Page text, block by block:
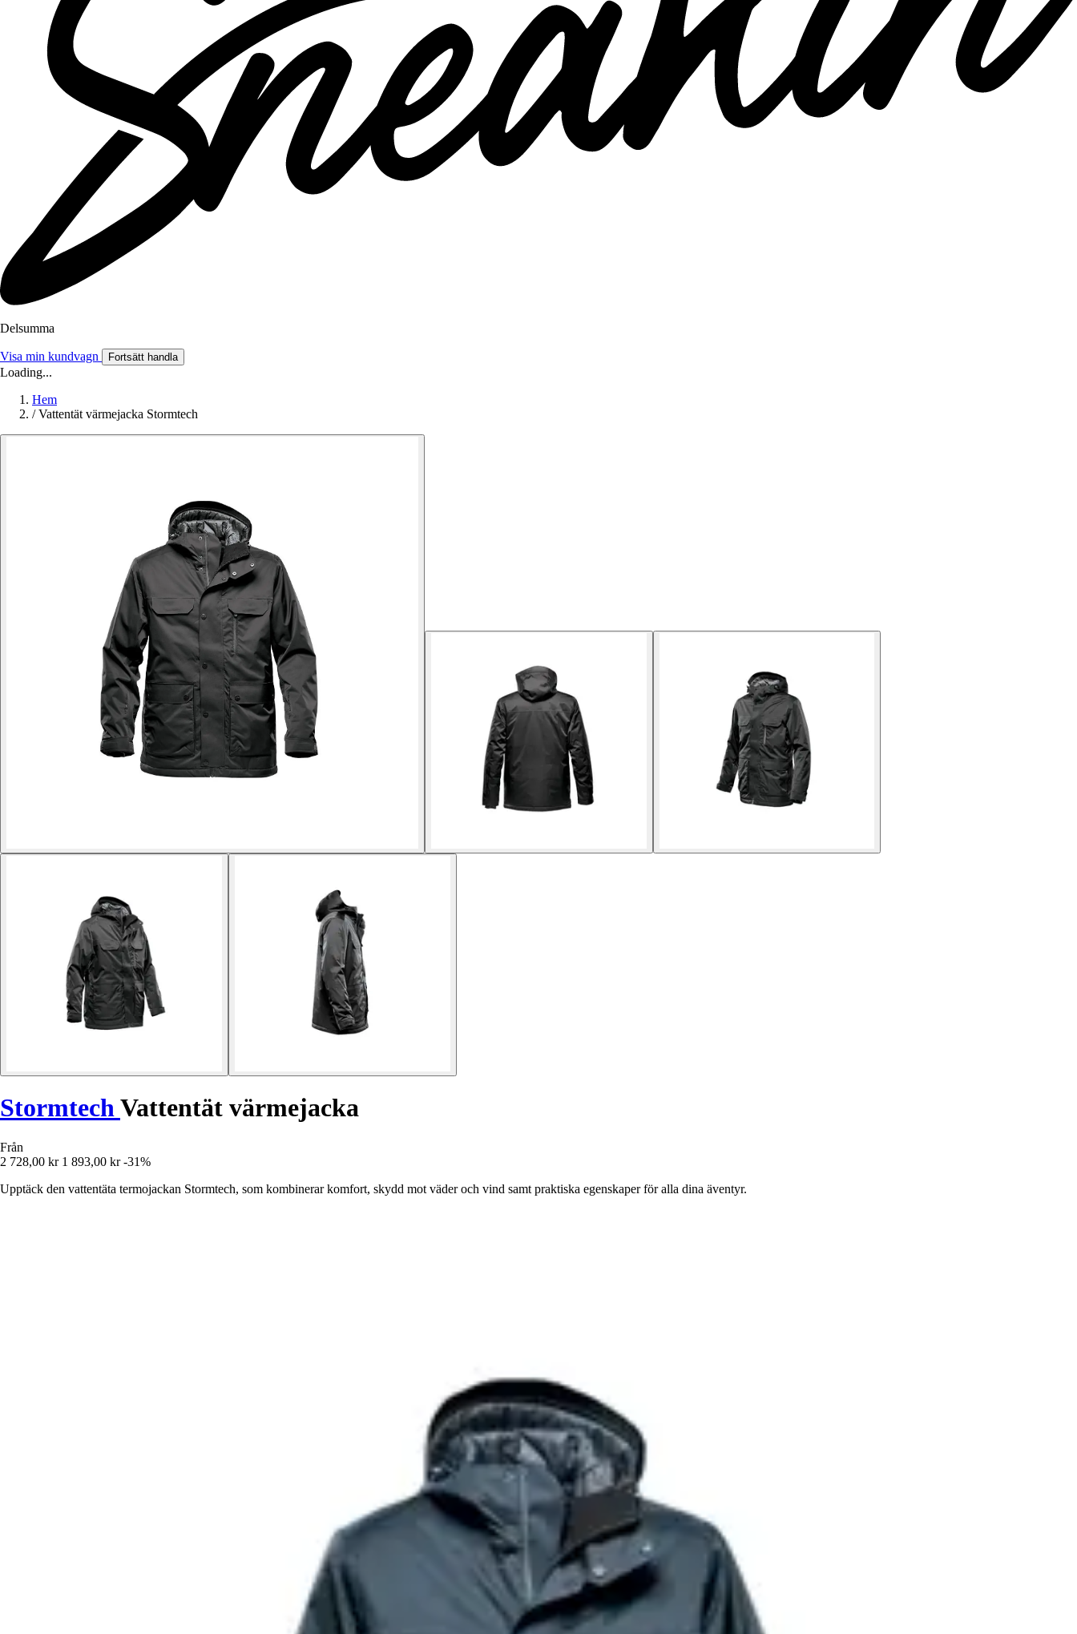
Delsumma
Visa min kundvagn Fortsätt handla
Loading...
Hem
/ Vattentät värmejacka Stormtech
StormtechVattentät värmejacka
Från
2 728,00 kr 1 893,00 kr -31%
Upptäck den vattentäta termojackan Stormtech, som kombinerar komfort, skydd mot väder och vind samt praktiska egenskaper för alla dina äventyr.